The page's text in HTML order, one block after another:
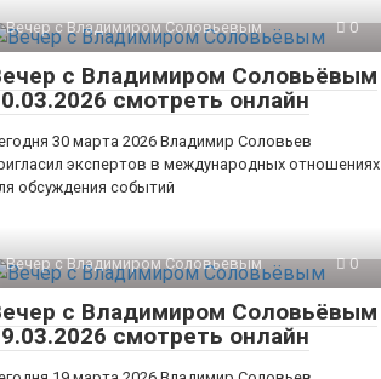
Вечер с Владимиром Соловьевым 0
с Владимиром Соловьёвым
смотреть онлайн
30 марта 2026 Владимир Соловьев
экспертов в международных отношениях
обсуждения событий
Вечер с Владимиром Соловьевым 0
с Владимиром Соловьёвым
смотреть онлайн